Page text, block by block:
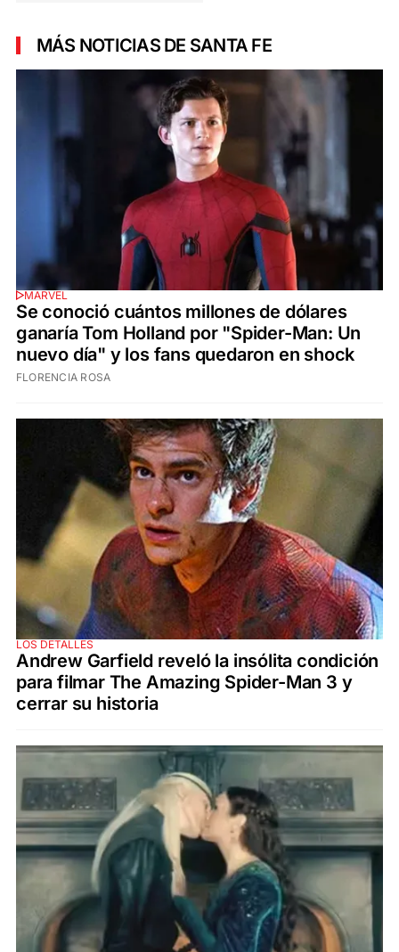
MÁS NOTICIAS DE SANTA FE
MARVEL
Se conoció cuántos millones de dólares
ganaría Tom Holland por "Spider-Man: Un
nuevo día" y los fans quedaron en shock
FLORENCIA ROSA
LOS DETALLES
Andrew Garfield reveló la insólita condición
para filmar The Amazing Spider-Man 3 y
cerrar su historia